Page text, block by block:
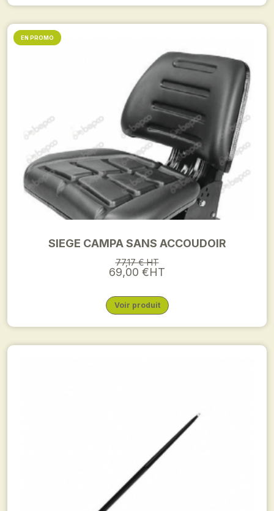
SIEGE CAMPA SANS ACCOUDOIR
77,17 € HT
69,00 €HT
Voir produit
EN PROMO